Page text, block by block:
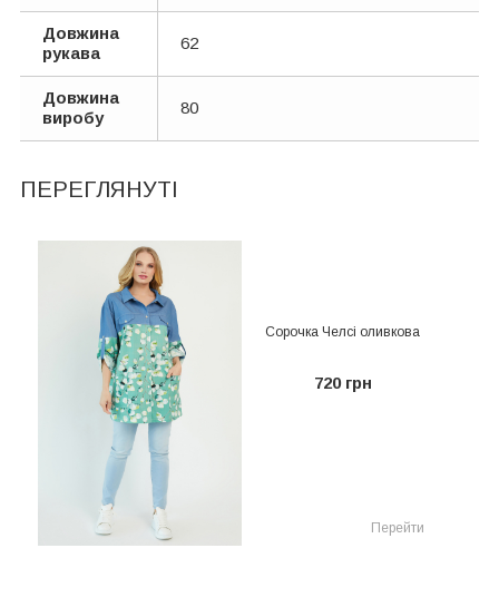
Довжина
рукава
62
Довжина
виробу
80
ПЕРЕГЛЯНУТІ
Сорочка Челсі оливкова
720 грн
Перейти